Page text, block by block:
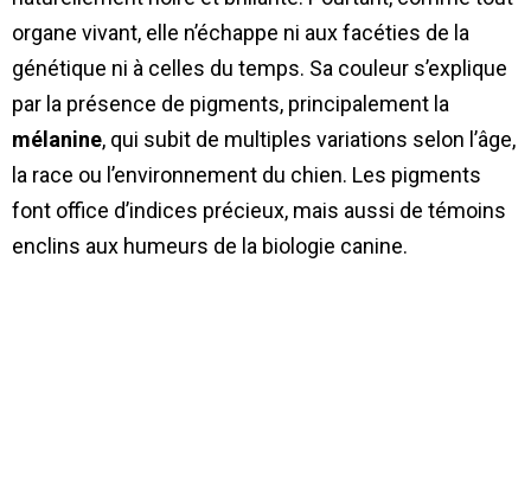
organe vivant, elle n’échappe ni aux facéties de la
génétique ni à celles du temps. Sa couleur s’explique
par la présence de pigments, principalement la
mélanine, qui subit de multiples variations selon l’âge,
la race ou l’environnement du chien. Les pigments
font office d’indices précieux, mais aussi de témoins
enclins aux humeurs de la biologie canine.